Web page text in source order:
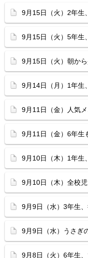
9月15日（火）2年生
9月15日（火）5年生
9月15日（火）朝か
9月14日（月）1年生
9月11日（金）人気
9月11日（金）6年生
9月10日（木）1年生
9月10日（木）全校
9月9日（水）3年生
9月9日（水）うさぎ
9月8日（火）6年生